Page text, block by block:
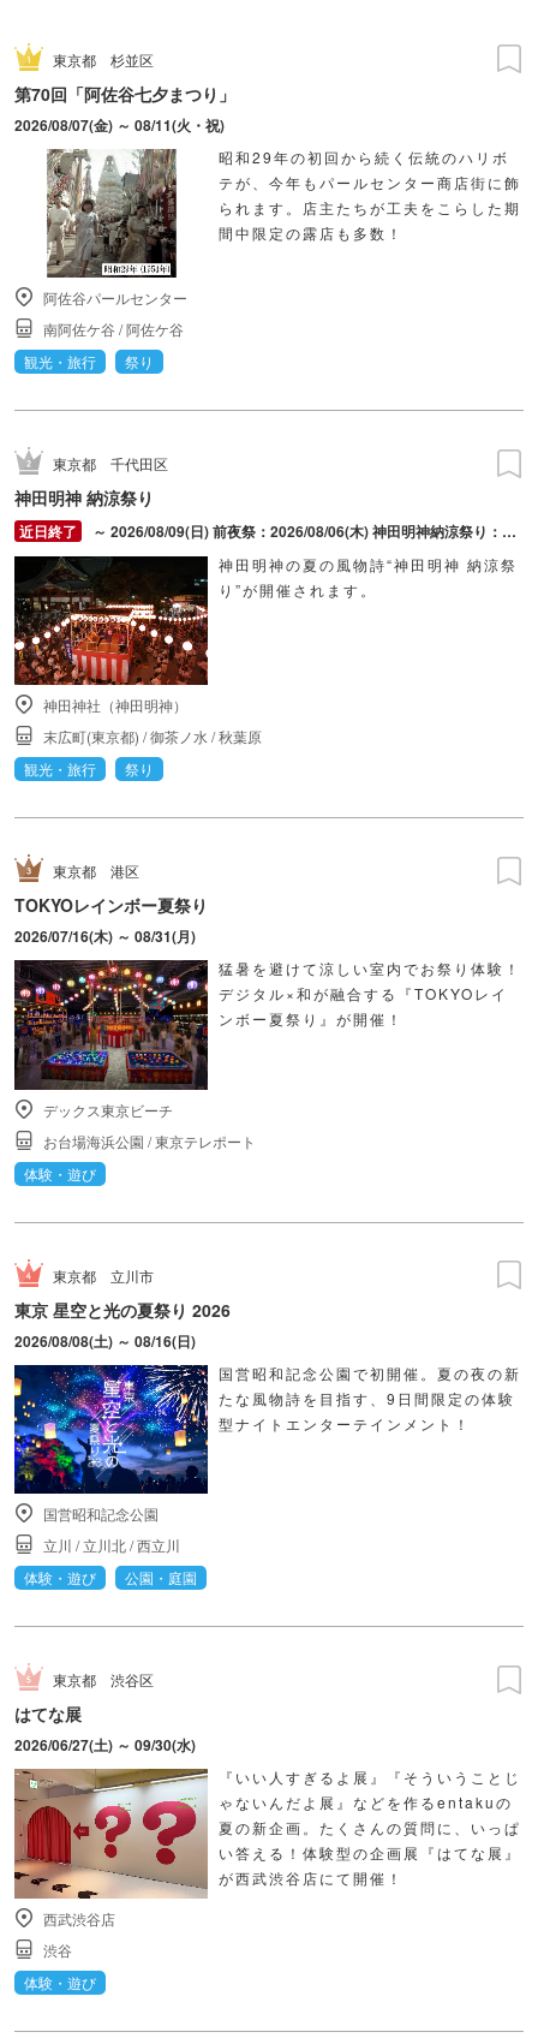
東京都 杉並区
第70回「阿佐谷七夕まつり」
2026/08/07(金) ～ 08/11(火・祝)
昭和29年の初回から続く伝統のハリボ
テが、今年もパールセンター商店街に飾
られます。店主たちが工夫をこらした期
間中限定の露店も多数！
阿佐谷パールセンター
南阿佐ケ谷 /阿佐ケ谷
観光・旅行
祭り
東京都 千代田区
神田明神 納涼祭り
～ 2026/08/09(日) 前夜祭：2026/08/06(木) 神田明神納涼祭り：2026/08/07(金) ～ 2026/08/09(日)
神田明神の夏の風物詩“神田明神 納涼祭
り”が開催されます。
神田神社（神田明神）
末広町(東京都) /御茶ノ水/秋葉原
観光・旅行
祭り
東京都 港区
TOKYOレインボー夏祭り
2026/07/16(木) ～ 08/31(月)
猛暑を避けて涼しい室内でお祭り体験！
デジタル×和が融合する『TOKYOレイ
ンボー夏祭り』が開催！
デックス東京ビーチ
お台場海浜公園 /東京テレポート
体験・遊び
東京都 立川市
東京 星空と光の夏祭り 2026
2026/08/08(土) ～ 08/16(日)
国営昭和記念公園で初開催。夏の夜の新
たな風物詩を目指す、9日間限定の体験
型ナイトエンターテインメント！
国営昭和記念公園
立川 /立川北/西立川
体験・遊び
公園・庭園
東京都 渋谷区
はてな展
2026/06/27(土) ～ 09/30(水)
『いい人すぎるよ展』『そういうことじ
ゃないんだよ展』などを作るentakuの
夏の新企画。たくさんの質問に、いっぱ
い答える！体験型の企画展『はてな展』
が西武渋谷店にて開催！
西武渋谷店
渋谷
体験・遊び